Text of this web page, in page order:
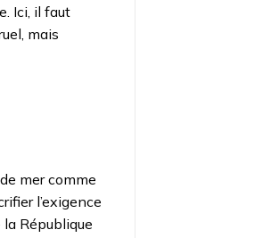
Ici, il faut
mais
mer comme
l’exigence
République